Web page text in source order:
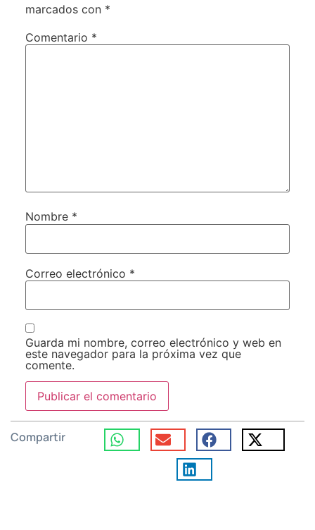
marcados con *
Comentario *
Nombre *
Correo electrónico *
Guarda mi nombre, correo electrónico y web en
este navegador para la próxima vez que
comente.
Compartir